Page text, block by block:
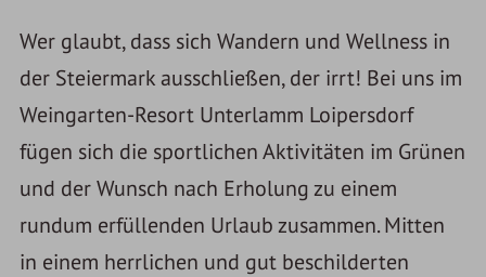
Wer glaubt, dass sich Wandern und Wellness in
der Steiermark ausschließen, der irrt! Bei uns im
Weingarten-Resort Unterlamm Loipersdorf
fügen sich die sportlichen Aktivitäten im Grünen
und der Wunsch nach Erholung zu einem
rundum erfüllenden Urlaub zusammen. Mitten
in einem herrlichen und gut beschilderten